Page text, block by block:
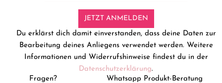
JETZT ANMELDEN
Du erklärst dich damit einverstanden, dass deine Daten zur
Bearbeitung deines Anliegens verwendet werden. Weitere
Informationen und Widerrufshinweise findest du in der
Datenschutzerklärung.
Fragen?
Whatsapp Produkt-Beratung